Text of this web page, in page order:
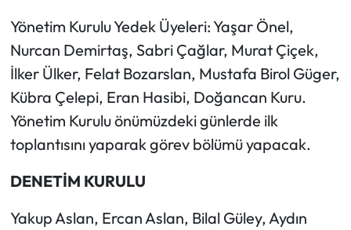
Yönetim Kurulu Yedek Üyeleri: Yaşar Önel,
Nurcan Demirtaş, Sabri Çağlar, Murat Çiçek,
İlker Ülker, Felat Bozarslan, Mustafa Birol Güger,
Kübra Çelepi, Eran Hasibi, Doğancan Kuru.
Yönetim Kurulu önümüzdeki günlerde ilk
toplantısını yaparak görev bölümü yapacak.
DENETİM KURULU
Yakup Aslan, Ercan Aslan, Bilal Güley, Aydın